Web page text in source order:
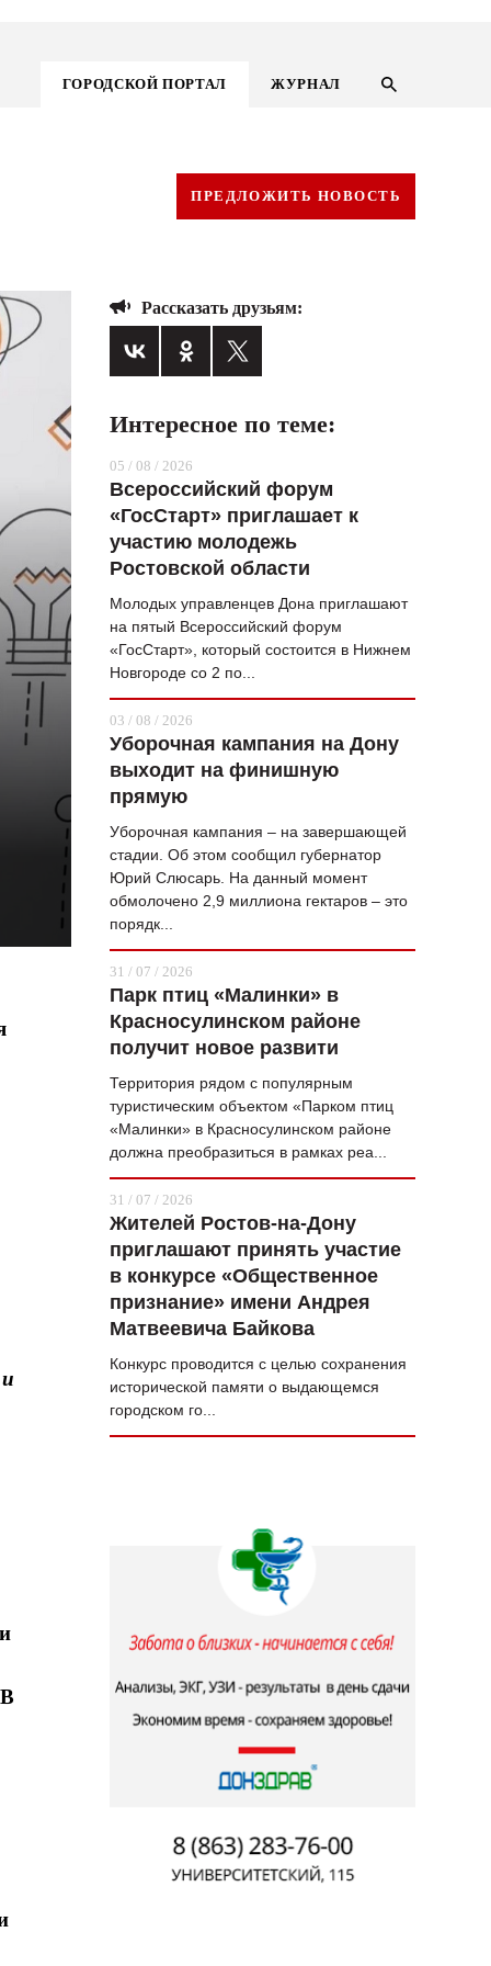
ГОРОДСКОЙ ПОРТАЛ ЖУРНАЛ
ГОРОДСКОЙ ПОРТАЛ
ВОПРОС НЕДЕЛИ
ТАМ И ТУТ
СТИЛЬ ЖИЗНИ
КУЛЬТ ЕДЫ
ЖУРНАЛ
ПРЕДЛОЖИТЬ НОВОСТЬ
Рассказать друзьям:
Интересное по теме:
05 / 08 / 2026
Всероссийский форум
«ГосСтарт» приглашает к
участию молодежь
Ростовской области
Молодых управленцев Дона приглашают
на пятый Всероссийский форум
«ГосСтарт», который состоится в Нижнем
Новгороде со 2 по...
03 / 08 / 2026
Уборочная кампания на Дону
выходит на финишную
прямую
Уборочная кампания – на завершающей
стадии. Об этом сообщил губернатор
Юрий Слюсарь. На данный момент
обмолочено 2,9 миллиона гектаров – это
порядк...
31 / 07 / 2026
Парк птиц «Малинки» в
Красносулинском районе
получит новое развити
Территория рядом с популярным
туристическим объектом «Парком птиц
«Малинки» в Красносулинском районе
должна преобразиться в рамках реа...
31 / 07 / 2026
Жителей Ростов-на-Дону
приглашают принять участие
в конкурсе «Общественное
признание» имени Андрея
Матвеевича Байкова
Конкурс проводится с целью сохранения
исторической памяти о выдающемся
городском го...